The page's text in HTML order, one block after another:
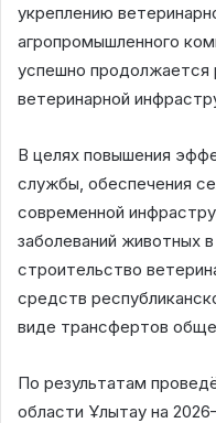
укреплению
агропромышленного
успешно продолжается
ветеринарной
В целях повышения
службы, обеспечения
современной
заболеваний животных
строительство
средств
виде трансфертов
По результатам
области Ұлытау на